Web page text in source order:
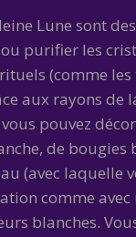
Lune sont
purifier les
(comme
aux rayons de
pouvez
de bougies
(avec laquelle
comme avec
blanches.